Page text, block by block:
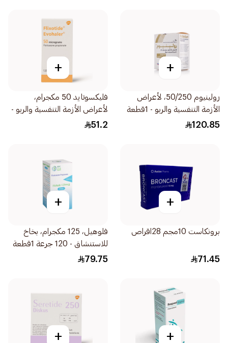
+
رولينيوم 50/250، لأعراض
الأزمة التنفسية والربو - 1قطعة
120.85
+
فليكسوتايد 50 مكجرام،
لأعراض الأزمة التنفسية والربو -
1قطعة
51.2
+
برونكاست 10مجم 28اقراص
71.45
+
فلوهيل، 125 مكجرام، بخاخ
للاستنشاق - 120 جرعة 1قطعة
79.75
+
+